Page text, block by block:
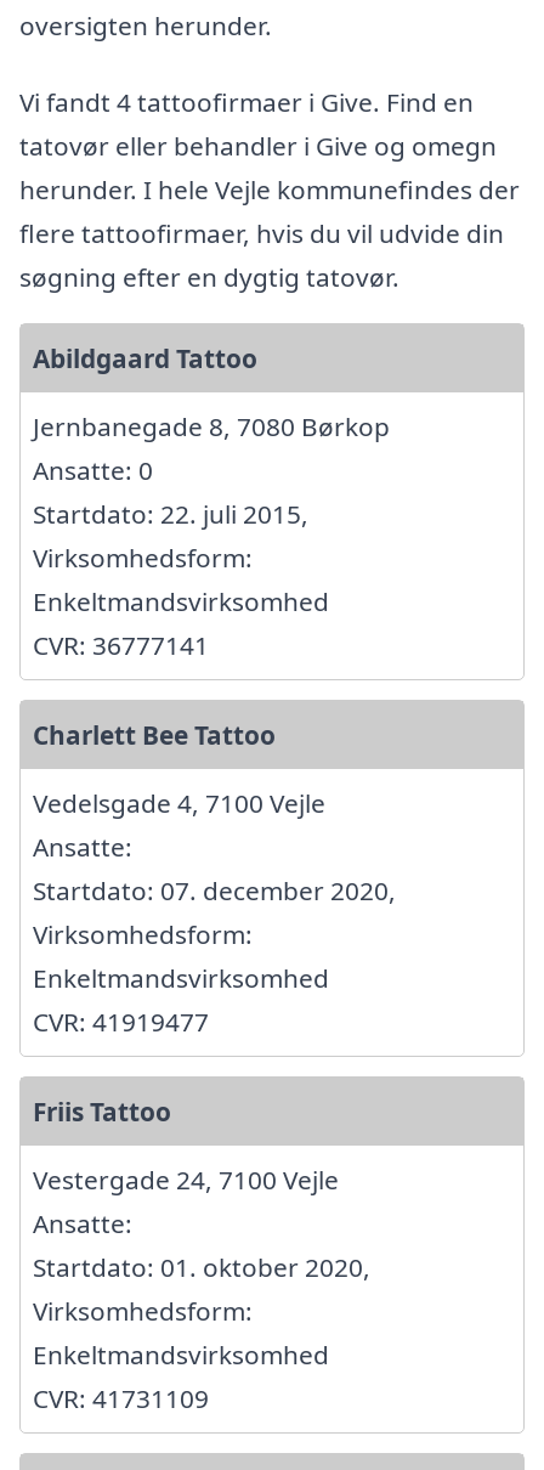
oversigten herunder.
Vi fandt 4 tattoofirmaer i Give. Find en
tatovør eller behandler i Give og omegn
herunder. I hele Vejle kommunefindes der
flere tattoofirmaer, hvis du vil udvide din
søgning efter en dygtig tatovør.
Abildgaard Tattoo
Jernbanegade 8, 7080 Børkop
Ansatte: 0
Startdato: 22. juli 2015,
Virksomhedsform:
Enkeltmandsvirksomhed
CVR: 36777141
Charlett Bee Tattoo
Vedelsgade 4, 7100 Vejle
Ansatte:
Startdato: 07. december 2020,
Virksomhedsform:
Enkeltmandsvirksomhed
CVR: 41919477
Friis Tattoo
Vestergade 24, 7100 Vejle
Ansatte:
Startdato: 01. oktober 2020,
Virksomhedsform:
Enkeltmandsvirksomhed
CVR: 41731109